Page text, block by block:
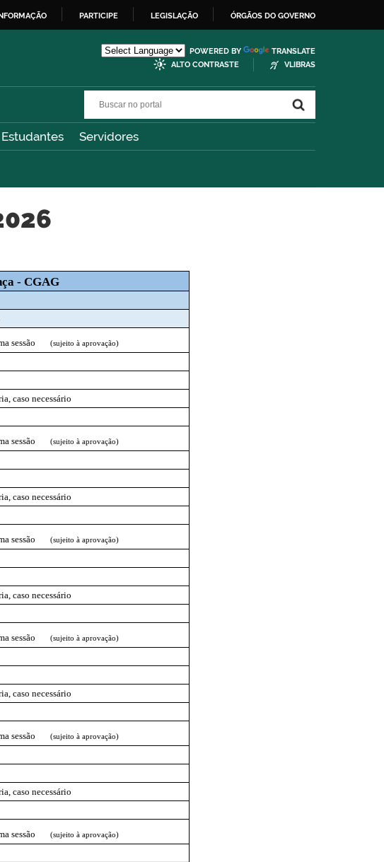
PARTICIPE LEGISLAÇÃO ÓRGÃOS DO GOVERNO
POWERED BY
TRANSLATE
ALTO CONTRASTE
VLIBRAS
Estudantes Servidores
- CGAG
sessão (sujeito à aprovação)
caso necessário
sessão (sujeito à aprovação)
caso necessário
sessão (sujeito à aprovação)
caso necessário
sessão (sujeito à aprovação)
caso necessário
sessão (sujeito à aprovação)
caso necessário
sessão (sujeito à aprovação)